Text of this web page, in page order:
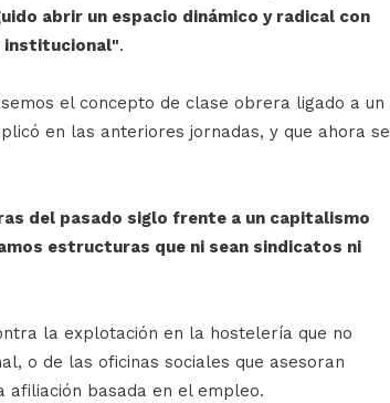
abrir un espacio dinámico y radical con
institucional".
el concepto de clase obrera ligado a un
en las anteriores jornadas, y que ahora se
del pasado siglo frente a un capitalismo
estructuras que ni sean sindicatos ni
la explotación en la hostelería que no
o de las oficinas sociales que asesoran
basada en el empleo.